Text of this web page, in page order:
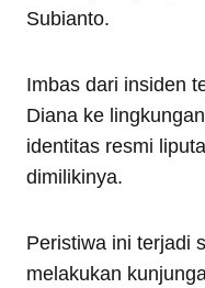
Subianto.
Imbas dari insiden
Diana ke
identitas resmi
dimilikinya.
Peristiwa ini terjadi
melakukan